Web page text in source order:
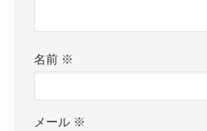
名前 ※
メール ※